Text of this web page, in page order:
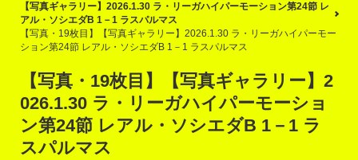
【写真ギャラリー】2026.1.30 ラ・リーガハイパーモーション第24節 レ
アル・ソシエダB 1－1 ラスパルマス
【写真・19枚目】【写真ギャラリー】2026.1.30 ラ・リーガハイパーモー
ション第24節 レアル・ソシエダB 1－1 ラスパルマス
【写真・19枚目】【写真ギャラリー】2
026.1.30 ラ・リーガハイパーモーショ
ン第24節 レアル・ソシエダB 1－1 ラ
スパルマス